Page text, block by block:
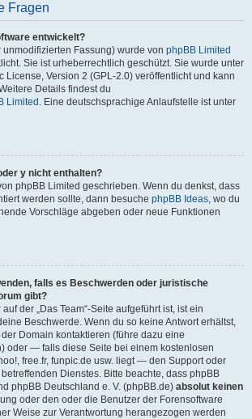
Fragen
entwickelt?
unmodifizierten Fassung) wurde von phpBB Limited
Sie ist urheberrechtlich geschützt. Sie wurde unter
License, Version 2 (GPL-2.0) veröffentlicht und kann
Details findest du
Limited . Eine deutschsprachige Anlaufstelle ist unter
y nicht enthalten?
phpBB Limited geschrieben. Wenn du denkst, dass
werden sollte, dann besuche phpBB Ideas, wo du
Vorschläge abgeben oder neue Funktionen
falls es Beschwerden oder juristische
gibt?
der „Das Team“-Seite aufgeführt ist, ist ein
Beschwerde. Wenn du so keine Antwort erhältst,
Domain kontaktieren (führe dazu eine
oder — falls diese Seite bei einem kostenlosen
free.fr, funpic.de usw. liegt — den Support oder
Dienstes. Bitte beachte, dass phpBB
phpBB Deutschland e. V. (phpBB.de) absolut keinen
oder den oder die Benutzer der Forensoftware
Weise zur Verantwortung herangezogen werden